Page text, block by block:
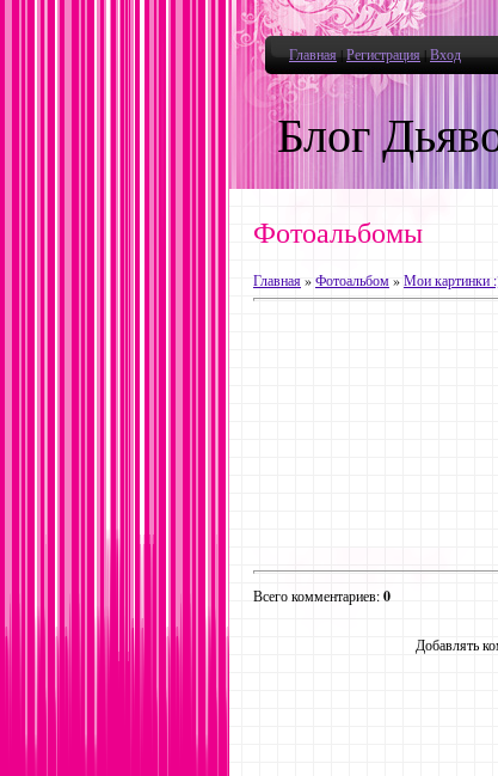
Блог
Главная|Регистрация|Вход
Фотоальбомы
Главная»Фотоальбом»Мои картинки
Всего комментариев:0
Добавлять